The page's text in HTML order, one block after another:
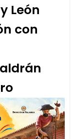
León
con